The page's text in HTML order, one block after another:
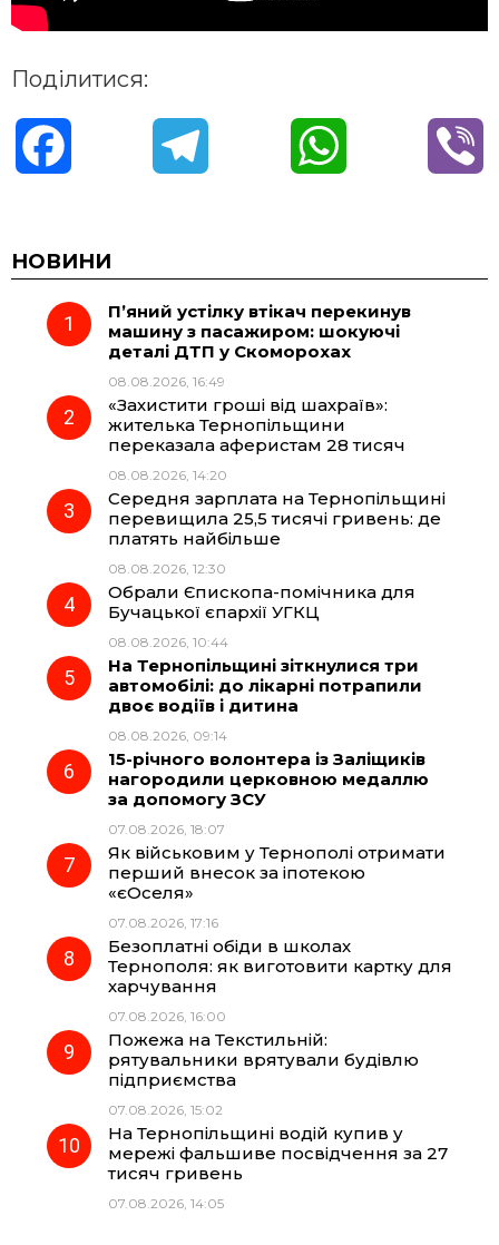
Поділитися:
c
e
o
k
e
r
a
m
t
НОВИНИ
П’яний устілку втікач перекинув
машину з пасажиром: шокуючі
деталі ДТП у Скоморохах
08.08.2026, 16:49
«Захистити гроші від шахраїв»:
жителька Тернопільщини
переказала аферистам 28 тисяч
08.08.2026, 14:20
Середня зарплата на Тернопільщині
перевищила 25,5 тисячі гривень: де
платять найбільше
08.08.2026, 12:30
Обрали Єпископа-помічника для
Бучацької єпархії УГКЦ
08.08.2026, 10:44
На Тернопільщині зіткнулися три
автомобілі: до лікарні потрапили
двоє водіїв і дитина
08.08.2026, 09:14
15-річного волонтера із Заліщиків
нагородили церковною медаллю
за допомогу ЗСУ
07.08.2026, 18:07
Як військовим у Тернополі отримати
перший внесок за іпотекою
«єОселя»
07.08.2026, 17:16
Безоплатні обіди в школах
Тернополя: як виготовити картку для
харчування
07.08.2026, 16:00
Пожежа на Текстильній:
рятувальники врятували будівлю
підприємства
07.08.2026, 15:02
На Тернопільщині водій купив у
мережі фальшиве посвідчення за 27
тисяч гривень
07.08.2026, 14:05